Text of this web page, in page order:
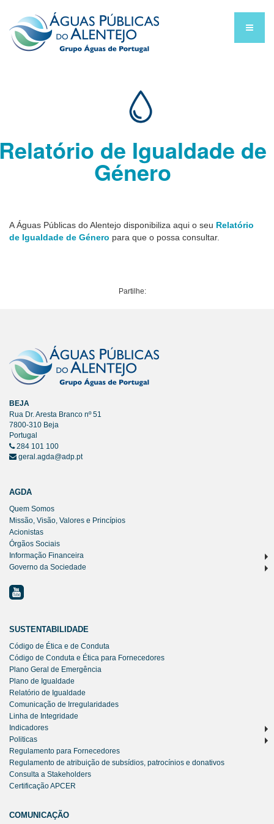
de Igualdade de
Género
A Águas Públicas do Alentejo disponibiliza aqui o seu Relatório
de Igualdade de Género para que o possa consultar.
Partilhe:
BEJA
Rua Dr. Aresta Branco nº 51
7800-310 Beja
Portugal
284 101 100
geral.agda@adp.pt
AGDA
Quem Somos
Missão, Visão, Valores e Princípios
Acionistas
Órgãos Sociais
Informação Financeira
Governo da Sociedade
SUSTENTABILIDADE
Código de Ética e de Conduta
Código de Conduta e Ética para Fornecedores
Plano Geral de Emergência
Plano de Igualdade
Relatório de Igualdade
Comunicação de Irregularidades
Linha de Integridade
Indicadores
Politicas
Regulamento para Fornecedores
Regulamento de atribuição de subsídios, patrocínios e donativos
Consulta a Stakeholders
Certificação APCER
COMUNICAÇÃO